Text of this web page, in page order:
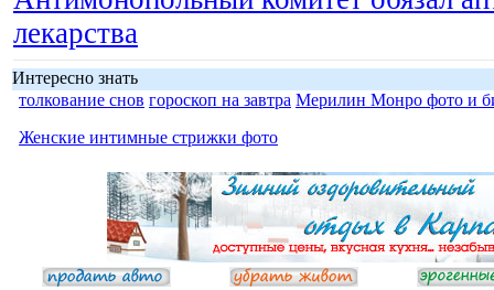
лекарства
Интересно знать
толкование снов гороскоп на завтра Мерилин Монро фото и
Женские интимные стрижки фото